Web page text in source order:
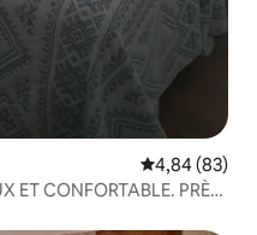
Évaluation
4,84 (83)
ET CONFORTABLE. PRÈS